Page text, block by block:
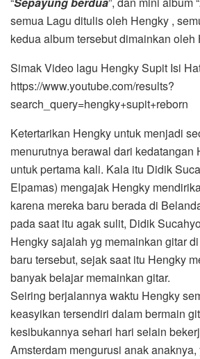
semua Lagu ditulis oleh Hengky ,
kedua album tersebut dimainkan oleh
Simak Video lagu Hengky Supit Isi
https://www.youtube.com/results?
search_query=hengky+supit+reborn
Ketertarikan Hengky untuk menjadi
menurutnya berawal dari kedatangan
untuk pertama kali. Kala itu Didik
Elpamas) mengajak Hengky
karena mereka baru berada di
pada saat itu agak sulit, Didik
Hengky sajalah yg memainkan gitar
baru tersebut, sejak saat itu Hengky
banyak belajar memainkan gitar.
Seiring berjalannya waktu Hengky
keasyikan tersendiri dalam bermain
kesibukannya sehari hari selain
Amsterdam mengurusi anak